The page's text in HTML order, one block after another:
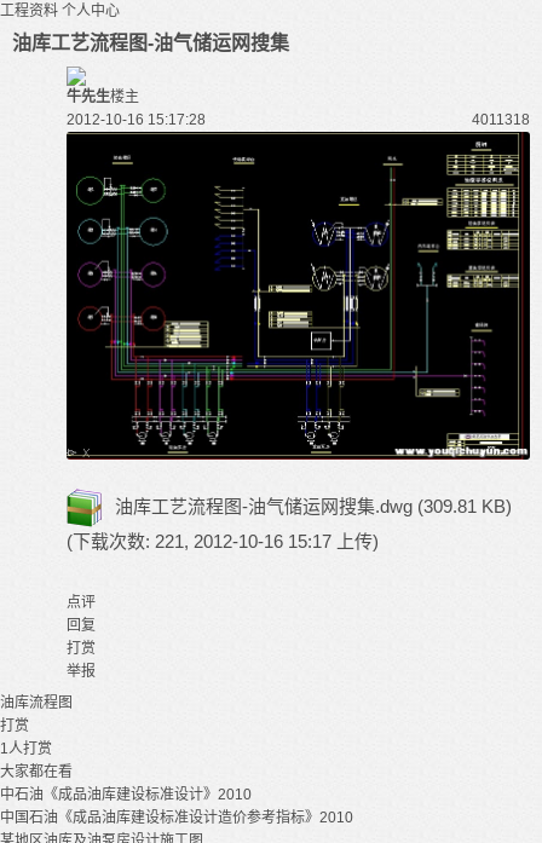
工程资料 个人中心
油库工艺流程图-油气储运网搜集
牛先生楼主
2012-10-16 15:17:28
4011318
油库工艺流程图-油气储运网搜集.dwg (309.81 KB)
(下载次数: 221, 2012-10-16 15:17 上传)
点评
回复
打赏
举报
油库流程图
打赏
1人打赏
大家都在看
中石油《成品油库建设标准设计》2010
中国石油《成品油库建设标准设计造价参考指标》2010